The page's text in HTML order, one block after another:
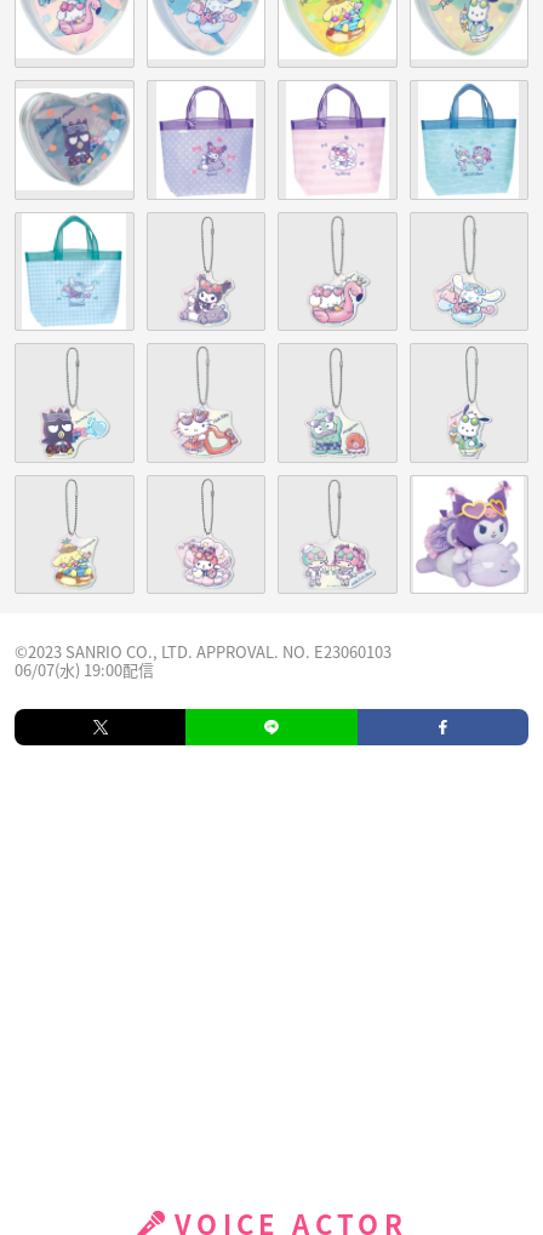
©2023 SANRIO CO., LTD. APPROVAL. NO. E23060103
06/07(水) 19:00配信
VOICE ACTOR